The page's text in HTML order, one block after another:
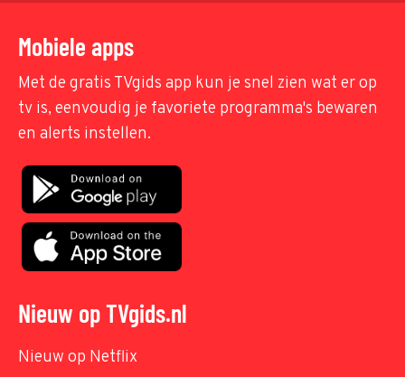
Mobiele apps
Met de gratis TVgids app kun je snel zien wat er op
tv is, eenvoudig je favoriete programma's bewaren
en alerts instellen.
Nieuw op TVgids.nl
Nieuw op Netflix